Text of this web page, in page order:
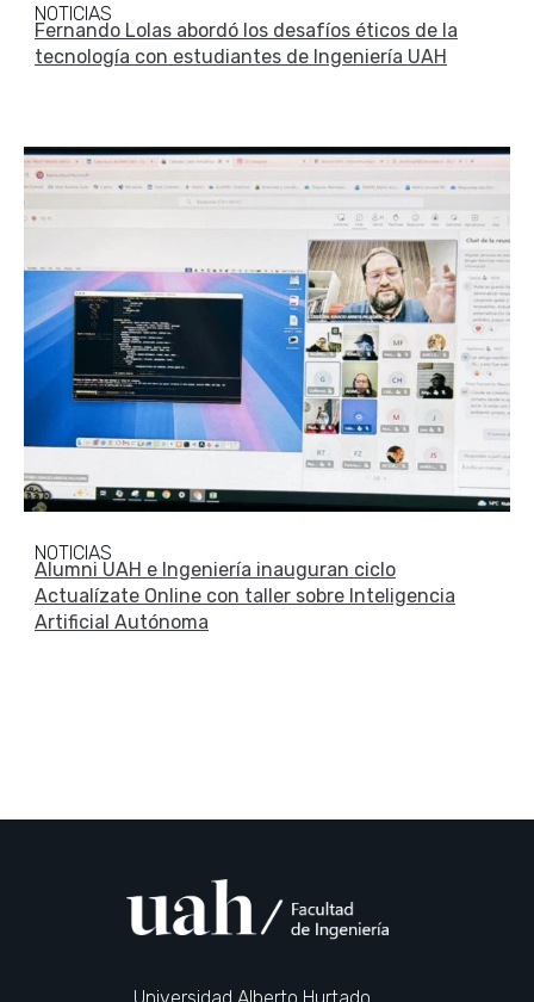
NOTICIAS
Fernando Lolas abordó los desafíos éticos de la
tecnología con estudiantes de Ingeniería UAH
NOTICIAS
Alumni UAH e Ingeniería inauguran ciclo
Actualízate Online con taller sobre Inteligencia
Artificial Autónoma